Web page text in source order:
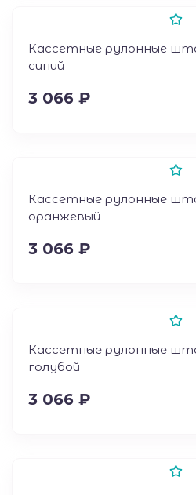
Кассетные рулонные
синий
3 066 ₽
Кассетные рулонные
оранжевый
3 066 ₽
Кассетные рулонные
голубой
3 066 ₽